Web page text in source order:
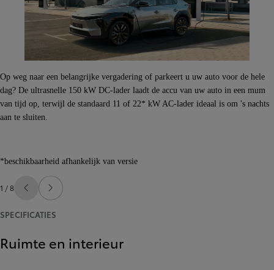
Op weg naar een belangrijke vergadering of parkeert u uw auto voor de hele
dag? De ultrasnelle 150 kW DC-lader laadt de accu van uw auto in een mum
van tijd op, terwijl de standaard 11 of 22* kW AC-lader ideaal is om 's nachts
aan te sluiten.
*beschikbaarheid afhankelijk van versie
1 / 8 Vorige diaVolgende dia
SPECIFICATIES
Ruimte en interieur